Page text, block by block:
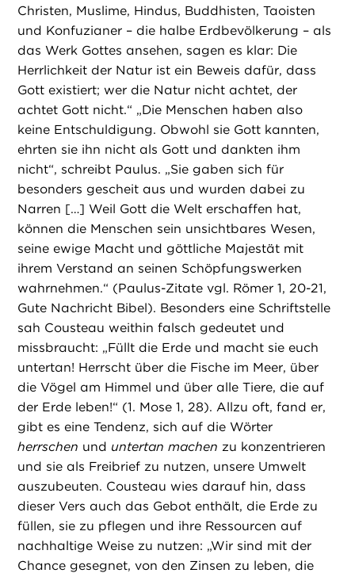
Christen, Muslime, Hindus, Buddhisten, Taoisten
und Konfuzianer – die halbe Erdbevölkerung – als
das Werk Gottes ansehen, sagen es klar: Die
Herrlichkeit der Natur ist ein Beweis dafür, dass
Gott existiert; wer die Natur nicht achtet, der
achtet Gott nicht.“ „Die Menschen haben also
keine Entschuldigung. Obwohl sie Gott kannten,
ehrten sie ihn nicht als Gott und dankten ihm
nicht“, schreibt Paulus. „Sie gaben sich für
besonders gescheit aus und wurden dabei zu
Narren […] Weil Gott die Welt erschaffen hat,
können die Menschen sein unsichtbares Wesen,
seine ewige Macht und göttliche Majestät mit
ihrem Verstand an seinen Schöpfungswerken
wahrnehmen.“ (Paulus-Zitate vgl. Römer 1, 20-21,
Gute Nachricht Bibel). Besonders eine Schriftstelle
sah Cousteau weithin falsch gedeutet und
missbraucht: „Füllt die Erde und macht sie euch
untertan! Herrscht über die Fische im Meer, über
die Vögel am Himmel und über alle Tiere, die auf
der Erde leben!“ (1. Mose 1, 28). Allzu oft, fand er,
gibt es eine Tendenz, sich auf die Wörter
herrschen und untertan machen zu konzentrieren
und sie als Freibrief zu nutzen, unsere Umwelt
auszubeuten. Cousteau wies darauf hin, dass
dieser Vers auch das Gebot enthält, die Erde zu
füllen, sie zu pflegen und ihre Ressourcen auf
nachhaltige Weise zu nutzen: „Wir sind mit der
Chance gesegnet, von den Zinsen zu leben, die